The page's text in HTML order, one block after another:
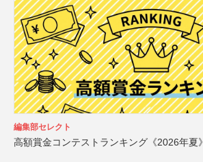
編集部セレクト
高額賞金コンテストランキング《2026年夏》